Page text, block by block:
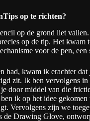
op te richten?
op de grond liet
op de tip. Het kwam
voor de pen, een
had, kwam ik erachter
zit. Ik ben vervolgens
door middel van die
ik op het idee
Vervolgens zijn we
de Drawing Glove,